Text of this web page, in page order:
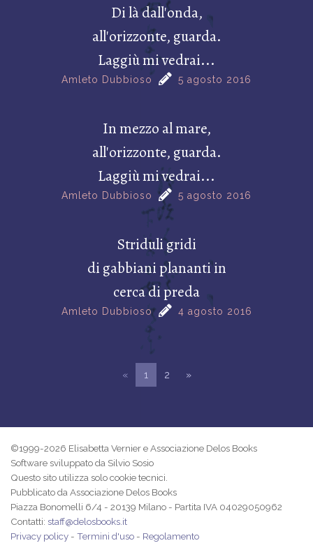
Di là dall'onda,
all'orizzonte, guarda.
Laggiù mi vedrai...
Amleto Dubbioso 5 agosto 2016
In mezzo al mare,
all'orizzonte, guarda.
Laggiù mi vedrai...
Amleto Dubbioso 5 agosto 2016
Striduli gridi
di gabbiani plananti in
cerca di preda
Amleto Dubbioso 4 agosto 2016
« 1 2 »
©1999-2026 Elisabetta Vernier e Associazione Delos Books
Software sviluppato da Silvio Sosio
Questo sito utilizza solo cookie tecnici.
Pubblicato da Associazione Delos Books
Piazza Bonomelli 6/4 - 20139 Milano - Partita IVA 04029050962
Contatti: staff@delosbooks.it
Privacy policy - Termini d'uso - Regolamento